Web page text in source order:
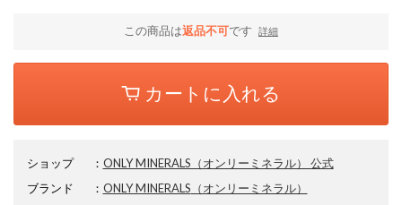
この商品は返品不可です 詳細
カートに入れる
ショップ ： ONLY MINERALS（オンリーミネラル） 公式
ブランド
： ONLY MINERALS （オンリーミネラル）